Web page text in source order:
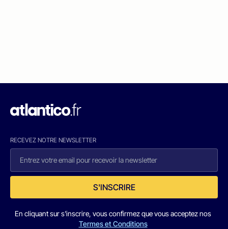
RECEVEZ NOTRE NEWSLETTER
S'INSCRIRE
En cliquant sur s'inscrire, vous confirmez que vous acceptez nos
Termes et Conditions